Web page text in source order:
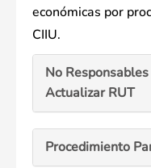
económicas por
CIIU.
No
Actualizar RUT
Procedimiento